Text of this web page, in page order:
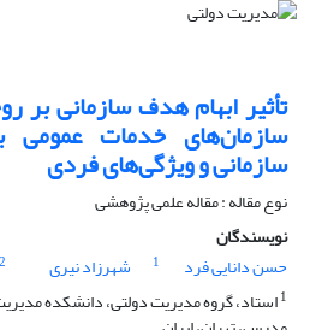
تأثیر ابهام هدف سازمانی بر
سازمان‌های خدمات عمومی
سازمانی و ویژگی‌های فردی
نوع مقاله : مقاله علمی پژوهشی
نویسندگان
حسن دانایی فرد
1 شهرزاد نیری 2
1استاد، گروه مدیریت دولتی، دانشکده